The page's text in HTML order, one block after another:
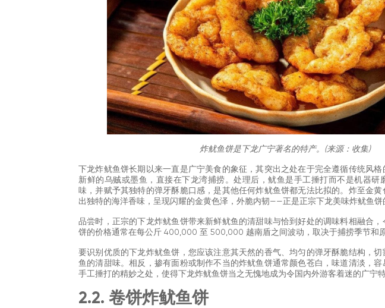
炸鱿鱼饼是下龙广宁著名的特产。(来源：收集)
下龙炸鱿鱼饼长期以来一直是广宁美食的象征，其突出之处在于完全遵循传统风
新鲜的乌贼或墨鱼，直接在下龙湾捕捞。处理后，鱿鱼是手工捶打而不是机器研
味，并赋予其独特的弹牙酥脆口感，是其他任何炸鱿鱼饼都无法比拟的。炸至金
出独特的海洋香味，呈现闪耀的金黄色泽，外脆内韧——正是正宗下龙美味炸鱿鱼饼
品尝时，正宗的下龙炸鱿鱼饼带来新鲜鱿鱼的清甜味与恰到好处的调味料相融合
饼的价格通常在每公斤 400,000 至 500,000 越南盾之间波动，取决于捕捞季节和原
要识别优质的下龙炸鱿鱼饼，您应该注意其天然的香气、均匀的弹牙酥脆结构，
鱼的清甜味。相反，掺有面粉或制作不当的炸鱿鱼饼通常颜色苍白，味道清淡，
手工捶打的精妙之处，使得下龙炸鱿鱼饼当之无愧地成为令国内外游客着迷的广宁特
2.2. 卷饼炸鱿鱼饼